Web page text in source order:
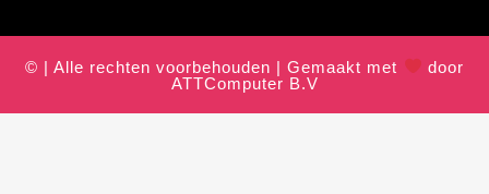
© | Alle rechten voorbehouden | Gemaakt met
door
ATTComputer B.V